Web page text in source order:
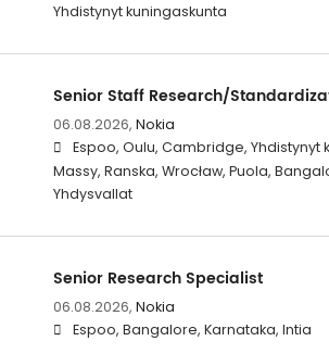
Yhdistynyt kuningaskunta
Senior Staff Research/
06.08.2026, Nokia
Espoo, Oulu, Cambridge, Yhdistynyt
Massy, Ranska, Wrocław, Puola,
Yhdysvallat
Senior Research Specialist
06.08.2026, Nokia
Espoo, Bangalore, Karnataka, Intia